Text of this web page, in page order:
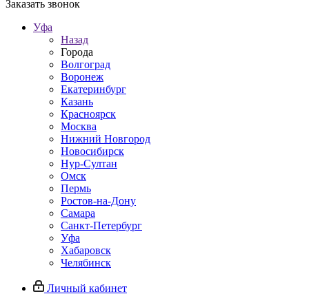
Заказать звонок
Уфа
Назад
Города
Волгоград
Воронеж
Екатеринбург
Казань
Красноярск
Москва
Нижний Новгород
Новосибирск
Нур-Султан
Омск
Пермь
Ростов-на-Дону
Самара
Санкт-Петербург
Уфа
Хабаровск
Челябинск
Личный кабинет